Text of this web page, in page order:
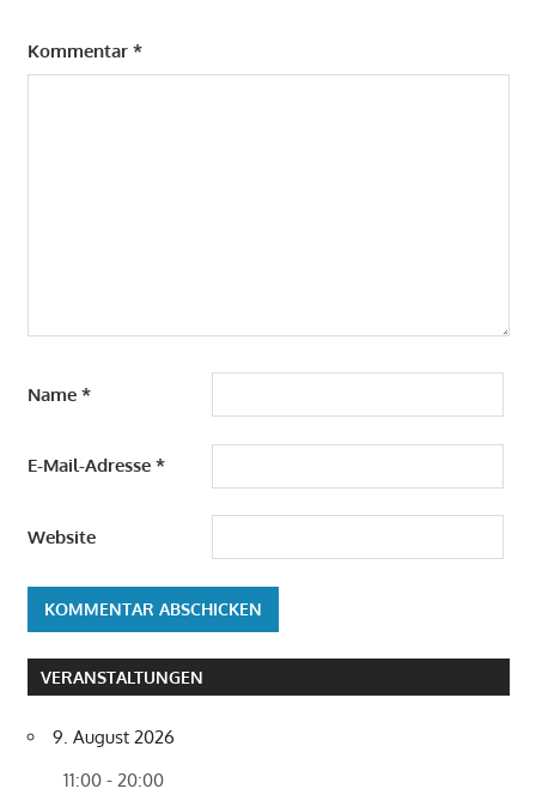
Kommentar *
Name *
E-Mail-Adresse *
Website
VERANSTALTUNGEN
9. August 2026
11:00 - 20:00